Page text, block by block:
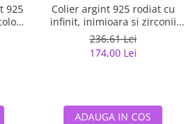
925
Colier argint 925 rodiat cu
infinit, inimioara si zirconii
albe - Infinite You CTU0067
236,61 Lei
174,00 Lei
ADAUGA IN COS